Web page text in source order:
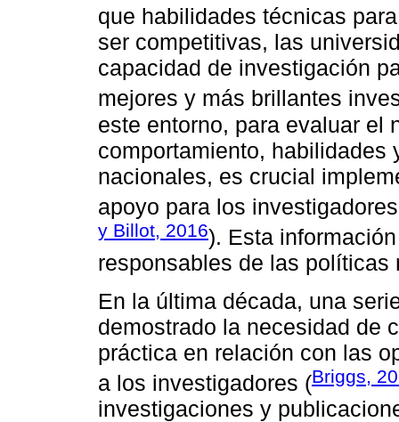
que habilidades técnicas
ser competitivas, las
capacidad de investigación
mejores y más brillantes
este entorno, para evaluar el
comportamiento, habilidades
nacionales, es crucial
apoyo para los
y Billot, 2016). Esta
responsables de las
En la última década, una
demostrado la necesidad de
práctica en relación con las
a los investigadores (Briggs,
investigaciones y